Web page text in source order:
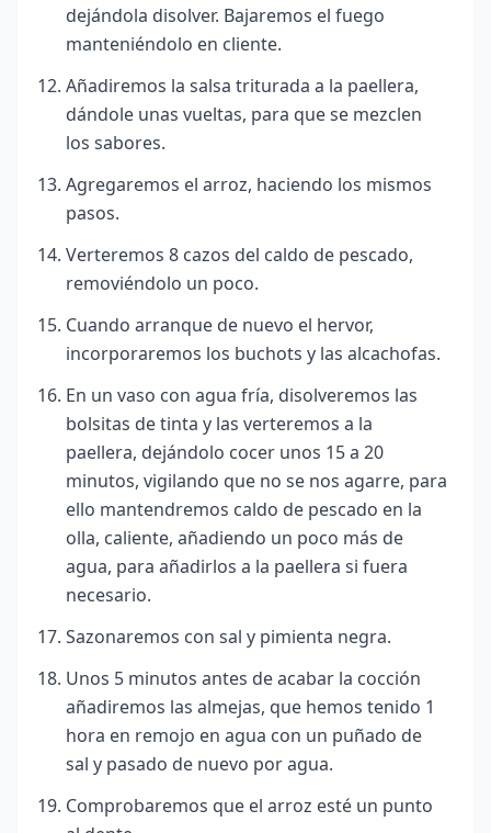
dejándola disolver. Bajaremos el fuego
manteniéndolo en cliente.
Añadiremos la salsa triturada a la paellera,
dándole unas vueltas, para que se mezclen
los sabores.
Agregaremos el arroz, haciendo los mismos
pasos.
Verteremos 8 cazos del caldo de pescado,
removiéndolo un poco.
Cuando arranque de nuevo el hervor,
incorporaremos los buchots y las alcachofas.
En un vaso con agua fría, disolveremos las
bolsitas de tinta y las verteremos a la
paellera, dejándolo cocer unos 15 a 20
minutos, vigilando que no se nos agarre, para
ello mantendremos caldo de pescado en la
olla, caliente, añadiendo un poco más de
agua, para añadirlos a la paellera si fuera
necesario.
Sazonaremos con sal y pimienta negra.
Unos 5 minutos antes de acabar la cocción
añadiremos las almejas, que hemos tenido 1
hora en remojo en agua con un puñado de
sal y pasado de nuevo por agua.
Comprobaremos que el arroz esté un punto